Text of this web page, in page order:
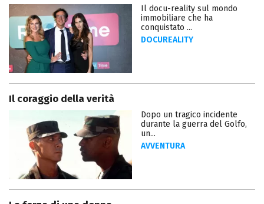
Il docu-reality sul mondo
immobiliare che ha
conquistato ...
DOCUREALITY
Il coraggio della verità
Dopo un tragico incidente
durante la guerra del Golfo,
un...
AVVENTURA